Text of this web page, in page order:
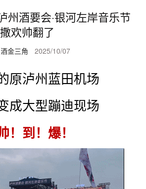
州酒要会·银河左岸音乐节
欢帅翻了
金三角 2025/10/07
原泸州蓝田机场
成大型蹦迪现场
！到！爆！